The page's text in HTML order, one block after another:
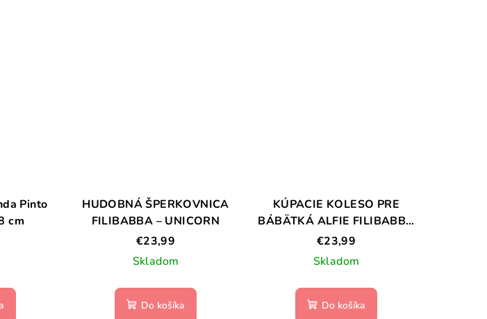
Pinto
cm
HUDOBNÁ ŠPERKOVNICA
FILIBABBA – UNICORN
€23,99
Skladom
Do košíka
KÚPACIE KOLESO PRE
BÁBÄTKÁ ALFIE FILIBABBA
– UNICORN SHORES
€23,99
Skladom
Do košíka